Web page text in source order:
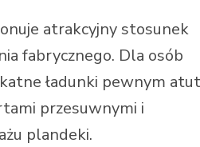
atrakcyjny stosunek
fabrycznego. Dla osób
ładunki pewnym
przesuwnymi i
plandeki.